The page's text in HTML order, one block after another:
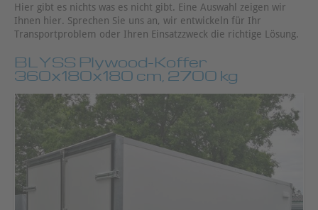
Hier gibt es nichts was es nicht gibt. Eine Auswahl zeigen wir
Ihnen hier. Sprechen Sie uns an, wir entwickeln für Ihr
Transportproblem oder Ihren Einsatzzweck die richtige Lösung.
BLYSS Plywood-Koffer
360x180x180 cm, 2700 kg